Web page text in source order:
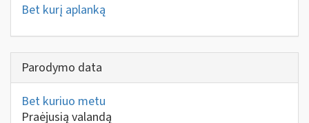
Bet kurį aplanką
Parodymo data
Bet kuriuo metu
Praėjusią valandą